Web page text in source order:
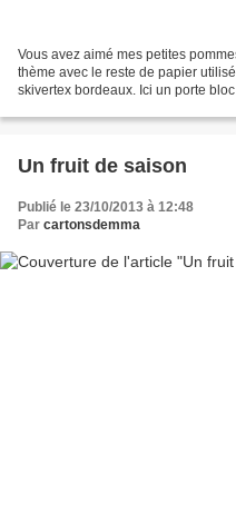
Vous avez aimé mes petites
thème avec le reste de papier
skivertex bordeaux. Ici un porte
Un fruit de saison
Publié le 23/10/2013 à 12:48
Par cartonsdemma